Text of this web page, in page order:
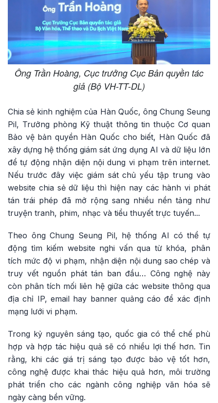
Ông Trần Hoàng, Cục trưởng Cục Bản quyền tác
giả (Bộ VH-TT-DL)
Chia sẻ kinh nghiệm của Hàn Quốc, ông Chung Seung
Pil, Trưởng phòng Kỹ thuật thông tin thuộc Cơ quan
Bảo vệ bản quyền Hàn Quốc cho biết, Hàn Quốc đã
xây dựng hệ thống giám sát ứng dụng AI và dữ liệu lớn
để tự động nhận diện nội dung vi phạm trên internet.
Nếu trước đây việc giám sát chủ yếu tập trung vào
website chia sẻ dữ liệu thì hiện nay các hành vi phát
tán trái phép đã mở rộng sang nhiều nền tảng như
truyện tranh, phim, nhạc và tiểu thuyết trực tuyến...
Theo ông Chung Seung Pil, hệ thống AI có thể tự
động tìm kiếm website nghi vấn qua từ khóa, phân
tích mức độ vi phạm, nhận diện nội dung sao chép và
truy vết nguồn phát tán ban đầu… Công nghệ này
còn phân tích mối liên hệ giữa các website thông qua
địa chỉ IP, email hay banner quảng cáo để xác định
mạng lưới vi phạm.
Trong kỷ nguyên sáng tạo, quốc gia có thể chế phù
hợp và hợp tác hiệu quả sẽ có nhiều lợi thế hơn. Tin
rằng, khi các giá trị sáng tạo được bảo vệ tốt hơn,
công nghệ được khai thác hiệu quả hơn, môi trường
phát triển cho các ngành công nghiệp văn hóa sẽ
ngày càng bền vững.